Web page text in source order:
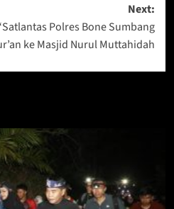
Next:
Polres Bone Sumbang
ke Masjid Nurul Muttahidah